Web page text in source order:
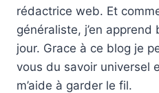
rédactrice web. Et
généraliste, j’en
jour. Grace à ce blog je
vous du savoir universel
m’aide à garder le fil.